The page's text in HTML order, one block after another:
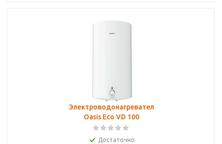
Электроводонагреватель
Oasis Eco VD 100
Достаточно